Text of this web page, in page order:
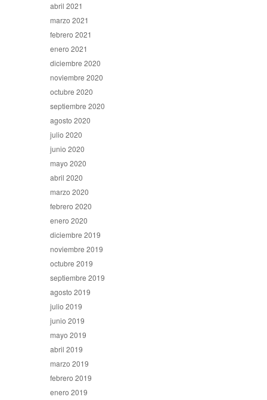
abril 2021
marzo 2021
febrero 2021
enero 2021
diciembre 2020
noviembre 2020
octubre 2020
septiembre 2020
agosto 2020
julio 2020
junio 2020
mayo 2020
abril 2020
marzo 2020
febrero 2020
enero 2020
diciembre 2019
noviembre 2019
octubre 2019
septiembre 2019
agosto 2019
julio 2019
junio 2019
mayo 2019
abril 2019
marzo 2019
febrero 2019
enero 2019